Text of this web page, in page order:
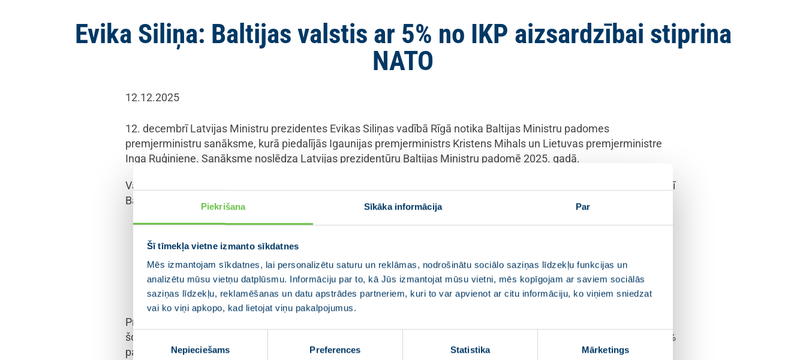
Piekrišana Sīkāka informācija Par
Šī tīmekļa vietne izmanto sīkdatnes
Mēs izmantojam sīkdatnes, lai personalizētu saturu un reklāmas, nodrošinātu sociālo saziņas līdzekļu funkcijas un
analizētu mūsu vietņu datplūsmu. Informāciju par to, kā Jūs izmantojat mūsu vietni, mēs kopīgojam ar saviem sociālās
saziņas līdzekļu, reklamēšanas un datu apstrādes partneriem, kuri to var apvienot ar citu informāciju, ko viņiem sniedzat
vai ko viņi apkopo, kad lietojat viņu pakalpojumus.
Piekrišanas
izvēle
Nepieciešams Preferences Statistika Mārketings
Evika Siliņa: Baltijas valstis ar 5% no IKP aizsardzībai stiprina
NATO
12.12.2025
12. decembrī Latvijas Ministru prezidentes Evikas Siliņas vadībā Rīgā notika Baltijas Ministru padomes
premjerministru sanāksme, kurā piedalījās Igaunijas premjerministrs Kristens Mihals un Lietuvas premjerministre
Inga Ruģiniene. Sanāksme noslēdza Latvijas prezidentūru Baltijas Ministru padomē 2025. gadā.
Valdību vadītāji apsprieda aktuālos reģionālās drošības jautājumus, “Rail Baltica” projekta ieviešanas progresu, kā arī
Baltijas valstu kopīgās intereses sarunās par Eiropas Savienības nākamo daudzgadu budžetu.
atslēgšanos no BRELL, stiprinājām mūsu reģiona drošību un Eiropas Savienības ārējo robežu,
panācām progresu “Rail Baltica” būvniecībā un cieši sadarbojāmies, atbalstot Ukrainu,” uzsvēra
Ministru prezidente Evika Siliņa.
Premjerministri vienoti apstiprināja kopīgo mērķi – 2026. gadā aizsardzībai veltīt 5% no IKP. “Latvija jau sākusi pildīt
šo vēsturisko lēmumu, ko Saeima pieņēma pagājušajā nedēļā. Mēs, Baltijas valstis, ar šiem mūsu lēmumiem par 5%
padarām NATO stiprāku, jo šie līdzekļi tiks izmantoti mūsu nacionālo, kā arī NATO aizsardzības spēju stiprināšanai,”